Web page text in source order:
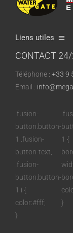
Liens utiles
Qualità e
Come
Il Blog
CONTACT
Téléphone : +33 9
Email :
.fusion-
button.button-
1 .fusion-
button-text,
.fusion-
button.button-
1 i {
color:#fff;
}
1 {
}